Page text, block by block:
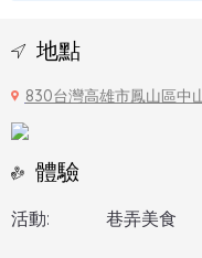
地點
830台灣高雄市鳳山區中
體驗
活動: 巷弄美食